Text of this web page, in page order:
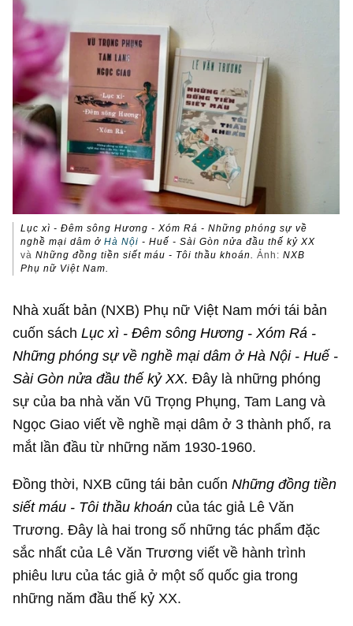
Lục xì - Đêm sông Hương - Xóm Rá - Những phóng sự về
nghề mại dâm ởHà Nội - Huế - Sài Gòn nửa đầu thế kỷ XX
vàNhững đồng tiền siết máu - Tôi thầu khoán.Ảnh:NXB
Phụ nữ Việt Nam.
Nhà xuất bản (NXB) Phụ nữ Việt Nam mới tái bản
cuốn sáchLục xì - Đêm sông Hương - Xóm Rá -
Những phóng sự về nghề mại dâm ở Hà Nội - Huế -
Sài Gòn nửa đầu thế kỷ XX.Đây là những phóng
sự của ba nhà văn Vũ Trọng Phụng, Tam Lang và
Ngọc Giao viết về nghề mại dâm ở 3 thành phố, ra
mắt lần đầu từ những năm 1930-1960.
Đồng thời, NXB cũng tái bản cuốnNhững đồng tiền
siết máu - Tôi thầu khoáncủa tác giả Lê Văn
Trương. Đây là hai trong số những tác phẩm đặc
sắc nhất của Lê Văn Trương viết về hành trình
phiêu lưu của tác giả ở một số quốc gia trong
những năm đầu thế kỷ XX.